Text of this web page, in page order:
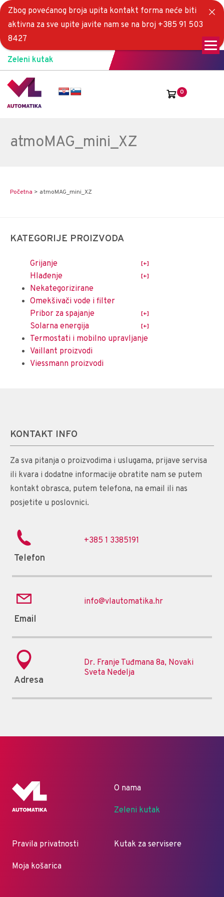
Zeleni kutak
0
atmoMAG_mini_XZ
Početna > atmoMAG_mini_XZ
KATEGORIJE PROIZVODA
Grijanje
Hlađenje
Nekategorizirane
Omekšivači vode i filter
Pribor za spajanje
Solarna energija
Termostati i mobilno upravljanje
Vaillant proizvodi
Viessmann proizvodi
KONTAKT INFO
Za sva pitanja o proizvodima i uslugama, prijave servisa
ili kvara i dodatne informacije obratite nam se putem
kontakt obrasca, putem telefona, na email ili nas
posjetite u poslovnici.
Telefon
+385 1 3385191
Email
info@vlautomatika.hr
Adresa
Dr. Franje Tuđmana 8a, Novaki
Sveta Nedelja
O nama
Zeleni kutak
Pravila privatnosti
Moja košarica
Kutak za servisere
Zbog povećanog broja upita kontakt forma neće biti
aktivna za sve upite javite nam se na broj +385 91 503
8427